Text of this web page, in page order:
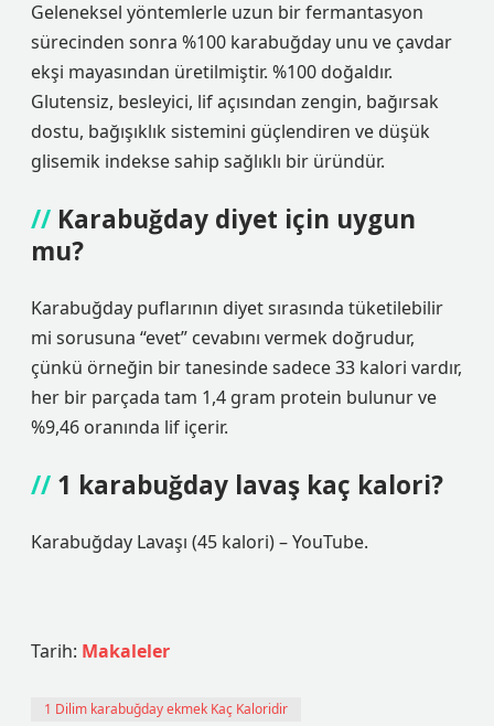
Geleneksel yöntemlerle uzun bir fermantasyon
sürecinden sonra %100 karabuğday unu ve çavdar
ekşi mayasından üretilmiştir. %100 doğaldır.
Glutensiz, besleyici, lif açısından zengin, bağırsak
dostu, bağışıklık sistemini güçlendiren ve düşük
glisemik indekse sahip sağlıklı bir üründür.
Karabuğday diyet için uygun
mu?
Karabuğday puflarının diyet sırasında tüketilebilir
mi sorusuna “evet” cevabını vermek doğrudur,
çünkü örneğin bir tanesinde sadece 33 kalori vardır,
her bir parçada tam 1,4 gram protein bulunur ve
%9,46 oranında lif içerir.
1 karabuğday lavaş kaç kalori?
Karabuğday Lavaşı (45 kalori) – YouTube.
Tarih: Makaleler
1 Dilim karabuğday ekmek Kaç Kaloridir